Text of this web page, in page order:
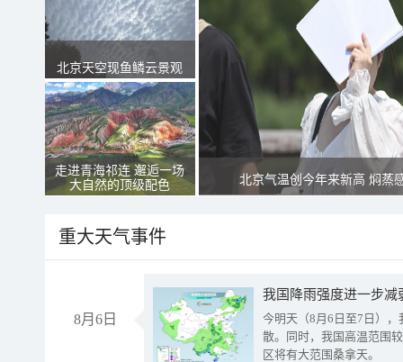
北京天空现鱼鳞云景观
走进青海祁连 邂逅一场
大自然的顶级配色
北京气温创今年来新高 焖蒸
重大天气事件
8月6日
今明天（8月6日至7日）
散。同时，我国高温范围
区将有大范围桑拿天。